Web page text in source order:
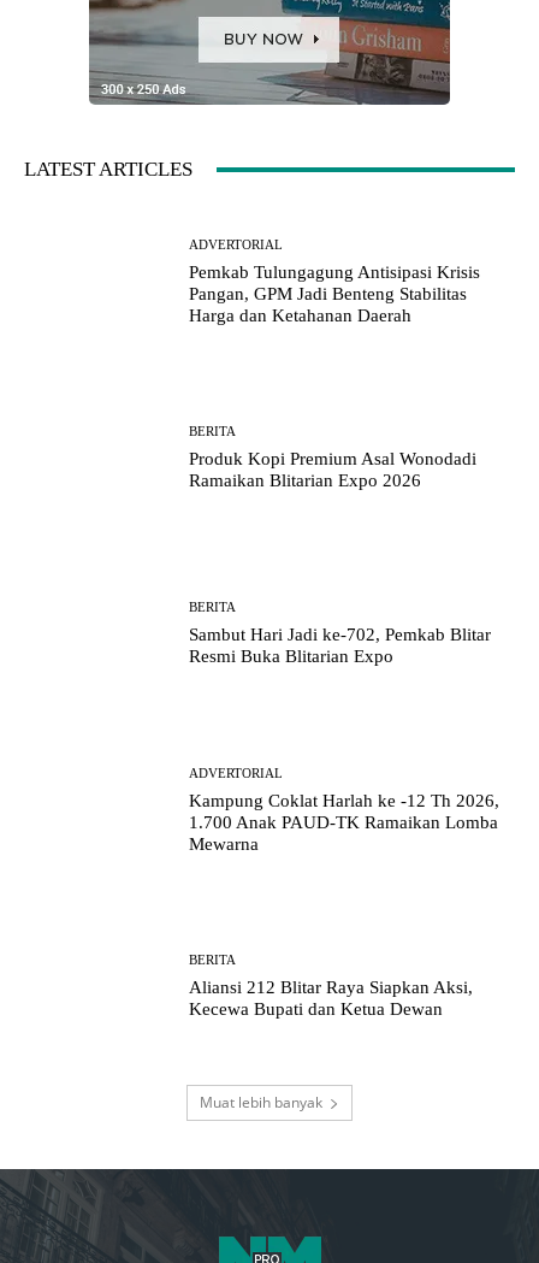
LATEST ARTICLES
ADVERTORIAL
Pemkab Tulungagung Antisipasi Krisis
Pangan, GPM Jadi Benteng Stabilitas
Harga dan Ketahanan Daerah
BERITA
Produk Kopi Premium Asal Wonodadi
Ramaikan Blitarian Expo 2026
BERITA
Sambut Hari Jadi ke-702, Pemkab Blitar
Resmi Buka Blitarian Expo
ADVERTORIAL
Kampung Coklat Harlah ke -12 Th 2026,
1.700 Anak PAUD-TK Ramaikan Lomba
Mewarna
BERITA
Aliansi 212 Blitar Raya Siapkan Aksi,
Kecewa Bupati dan Ketua Dewan
Muat lebih banyak